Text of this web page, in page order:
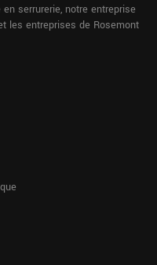
serrurerie, notre entreprise
les entreprises de Rosemont